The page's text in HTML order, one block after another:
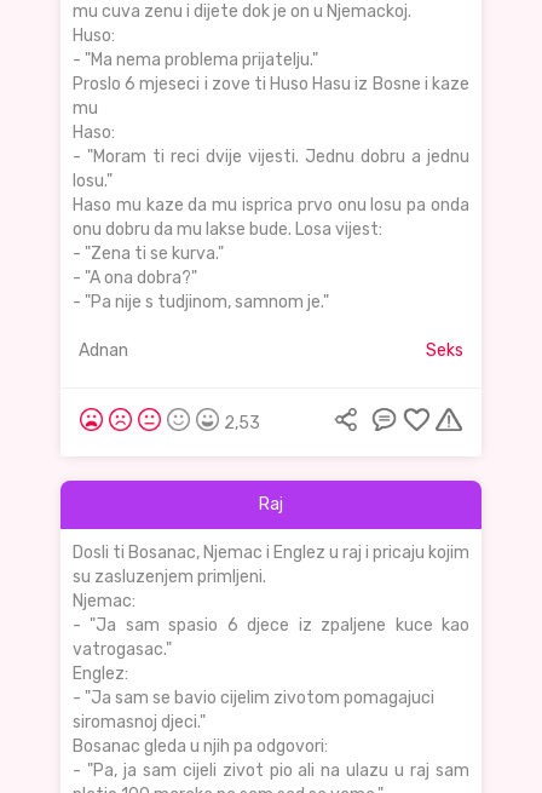
mu cuva zenu i dijete dok je on u Njemackoj.
Huso:
- "Ma nema problema prijatelju."
Proslo 6 mjeseci i zove ti Huso Hasu iz Bosne i kaze
mu
Haso:
- "Moram ti reci dvije vijesti. Jednu dobru a jednu
losu."
Haso mu kaze da mu isprica prvo onu losu pa onda
onu dobru da mu lakse bude. Losa vijest:
- "Zena ti se kurva."
- "A ona dobra?"
- "Pa nije s tudjinom, samnom je."
Adnan Seks
2,53
Raj
Dosli ti Bosanac, Njemac i Englez u raj i pricaju kojim
su zasluzenjem primljeni.
Njemac:
- "Ja sam spasio 6 djece iz zpaljene kuce kao
vatrogasac."
Englez:
- "Ja sam se bavio cijelim zivotom pomagajuci
siromasnoj djeci."
Bosanac gleda u njih pa odgovori:
- "Pa, ja sam cijeli zivot pio ali na ulazu u raj sam